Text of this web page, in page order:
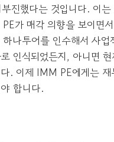
진했다는 것입니다. 이
가 매각 의향을 보이면
나투어를 인수해서 사
인식되었든지, 아니면
. 이제 IMM PE에게는
합니다.